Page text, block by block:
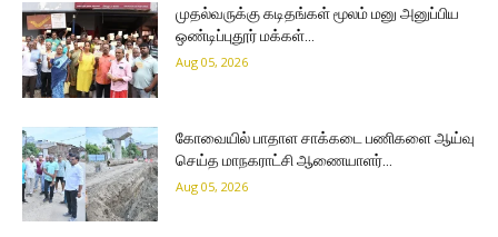
முதல்வருக்கு கடிதங்கள் மூலம் மனு அனுப்பிய
ஒண்டிப்புதூர் மக்கள்…
Aug 05, 2026
கோவையில் பாதாள சாக்கடை பணிகளை ஆய்வு
செய்த மாநகராட்சி ஆணையாளர்…
Aug 05, 2026